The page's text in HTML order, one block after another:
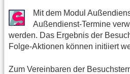
Mit dem Modul
Außendienst-Termine
werden. Das Ergebnis der
Folge-Aktionen können initiiert
Zum Vereinbaren der